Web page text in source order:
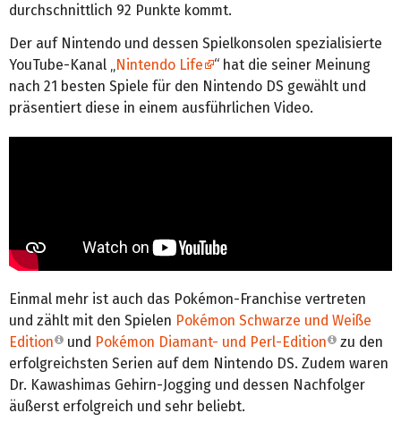
durchschnittlich 92 Punkte kommt.
Der auf Nintendo und dessen Spielkonsolen spezialisierte
YouTube-Kanal „
Nintendo Life
“ hat die seiner Meinung
nach 21 besten Spiele für den Nintendo DS gewählt und
präsentiert diese in einem ausführlichen Video.
Einmal mehr ist auch das Pokémon-Franchise vertreten
und zählt mit den Spielen Pokémon Schwarze und Weiße
Edition
und Pokémon Diamant- und Perl-Edition
zu den
erfolgreichsten Serien auf dem Nintendo DS. Zudem waren
Dr. Kawashimas Gehirn-Jogging und dessen Nachfolger
äußerst erfolgreich und sehr beliebt.